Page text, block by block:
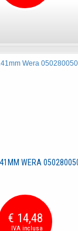
WERA
€ 14,48